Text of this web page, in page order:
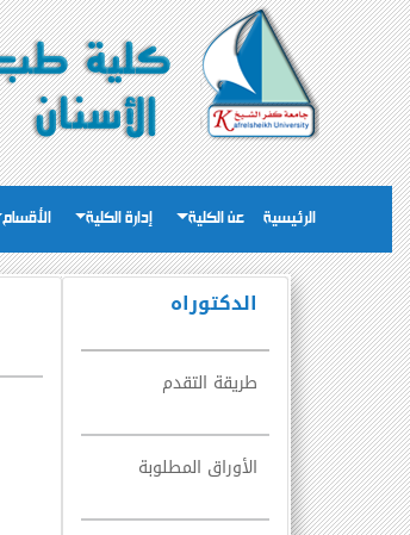
الرئيسية عن الكلية إدارة الكلية الأقسام
الدكتوراه
طريقة التقدم
الأوراق المطلوبة